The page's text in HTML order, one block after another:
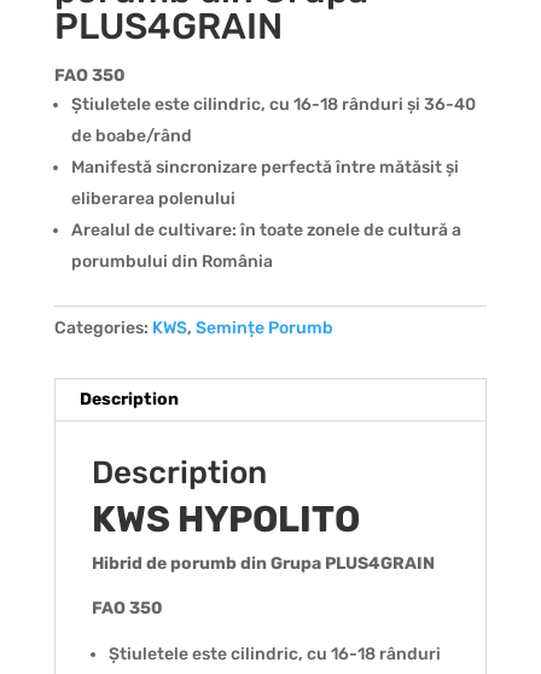
PLUS4GRAIN
FAO 350
Știuletele este cilindric, cu 16-18 rânduri și 36-40
de boabe/rând
Manifestă sincronizare perfectă între mătăsit și
eliberarea polenului
Arealul de cultivare: în toate zonele de cultură a
porumbului din România
Categories: KWS, Semințe Porumb
Description
Description
KWS HYPOLITO
Hibrid de porumb din Grupa PLUS4GRAIN
FAO 350
Știuletele este cilindric, cu 16-18 rânduri